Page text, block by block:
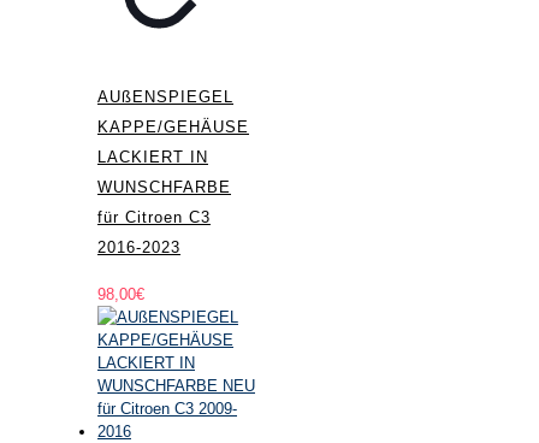
AUßENSPIEGEL
KAPPE/GEHÄUSE
LACKIERT IN
WUNSCHFARBE
für Citroen C3
2016-2023
98,00€